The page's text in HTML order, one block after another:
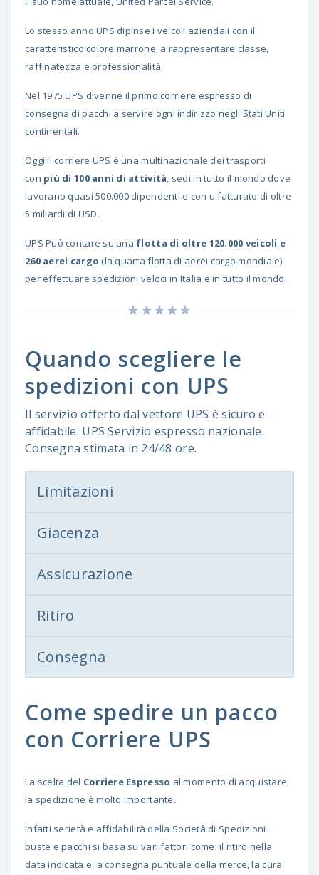
Lo stesso anno UPS dipinse i veicoli aziendali con il
caratteristico colore marrone, a rappresentare classe,
raffinatezza e professionalità.
Nel 1975 UPS divenne il primo corriere espresso di
consegna di pacchi a servire ogni indirizzo negli Stati Uniti
continentali.
Oggi il corriere UPS è una multinazionale dei trasporti
con più di 100 anni di attività, sedi in tutto il mondo dove
lavorano quasi 500.000 dipendenti e con u fatturato di oltre
5 miliardi di USD.
UPS Può contare su una flotta di oltre 120.000 veicoli e
260 aerei cargo (la quarta flotta di aerei cargo mondiale)
per effettuare spedizioni veloci in Italia e in tutto il mondo.
Quando scegliere le
spedizioni con UPS
Il servizio offerto dal vettore UPS è sicuro e
affidabile. UPS Servizio espresso nazionale.
Consegna stimata in 24/48 ore.
Limitazioni
Giacenza
Assicurazione
Ritiro
Consegna
Come spedire un pacco
con Corriere UPS
La scelta del Corriere Espresso al momento di acquistare
la spedizione è molto importante.
Infatti serietà e affidabilità della Società di Spedizioni
buste e pacchi si basa su vari fattori come: il ritiro nella
data indicata e la consegna puntuale della merce, la cura